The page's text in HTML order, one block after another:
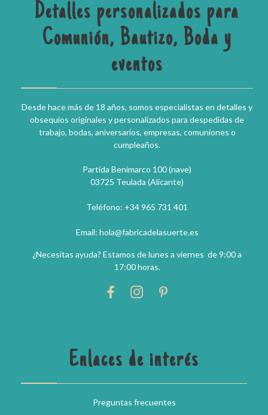
Detalles personalizados para
Comunión, Bautizo, Boda y
eventos
Desde hace más de 18 años, somos especialistas en detalles y
obsequios originales y personalizados para despedidas de
trabajo, bodas, aniversarios, empresas, comuniones o
cumpleaños.
Partida Benimarco 100 (nave)
03725 Teulada (Alicante)
Teléfono: +34 965 731 401
Email: hola@fabricadelasuerte.es
¿Necesitas ayuda? Estamos de lunes a viernes de 9:00 a
17:00 horas.
Enlaces de interés
Preguntas frecuentes